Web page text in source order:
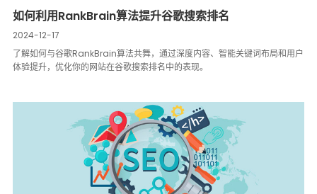
如何利用RankBrain算法提升谷歌搜索排名
2024-12-17
了解如何与谷歌RankBrain算法共舞，通过深度内容、智能关键词布局和用户
体验提升，优化你的网站在谷歌搜索排名中的表现。